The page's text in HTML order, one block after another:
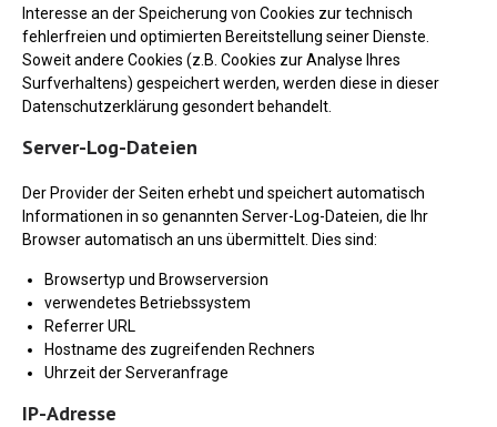
Interesse an der Speicherung von Cookies zur technisch
fehlerfreien und optimierten Bereitstellung seiner Dienste.
Soweit andere Cookies (z.B. Cookies zur Analyse Ihres
Surfverhaltens) gespeichert werden, werden diese in dieser
Datenschutzerklärung gesondert behandelt.
Server-Log-Dateien
Der Provider der Seiten erhebt und speichert automatisch
Informationen in so genannten Server-Log-Dateien, die Ihr
Browser automatisch an uns übermittelt. Dies sind:
Browsertyp und Browserversion
verwendetes Betriebssystem
Referrer URL
Hostname des zugreifenden Rechners
Uhrzeit der Serveranfrage
IP-Adresse